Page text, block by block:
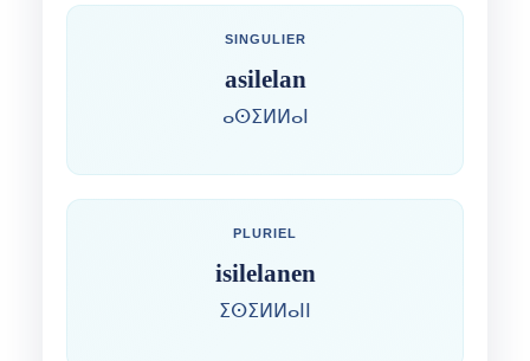
SINGULIER
asilelan
ⴰⵙⵉⵍⵍⴰⵏ
PLURIEL
isilelanen
ⵉⵙⵉⵍⵍⴰⵏⵏ